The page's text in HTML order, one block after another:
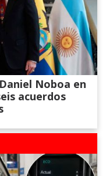
Noboa en
acuerdos